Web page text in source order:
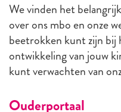
We vinden het
over ons mbo en onze
beetrokken kunt zijn bij
ontwikkeling van jouw
kunt verwachten van
Ouderportaal